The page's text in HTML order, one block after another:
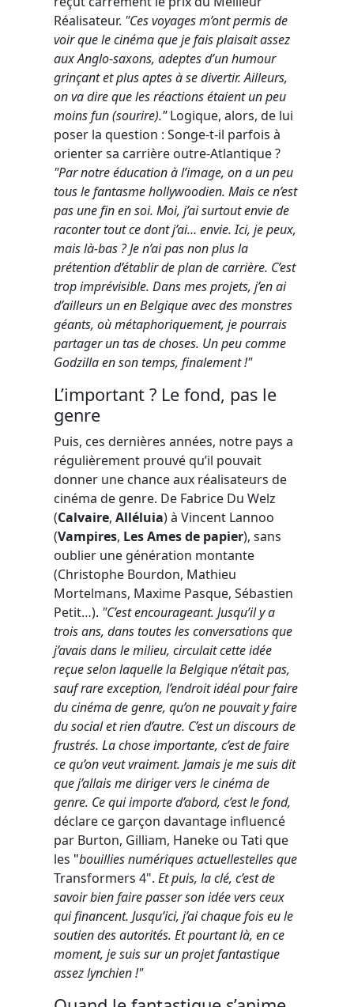
Réalisateur. "Ces voyages m’ont permis de
voir que le cinéma que je fais plaisait assez
aux Anglo-saxons, adeptes d’un humour
grinçant et plus aptes à se divertir. Ailleurs,
on va dire que les réactions étaient un peu
moins fun (sourire)."Logique, alors, de lui
poser la question : Songe-t-il parfois à
orienter sa carrière outre-Atlantique ?
"Par notre éducation à l’image, on a un peu
tous le fantasme hollywoodien. Mais ce n’est
pas une fin en soi. Moi, j’ai surtout envie de
raconter tout ce dont j’ai… envie. Ici, je peux,
mais là-bas ? Je n’ai pas non plus la
prétention d’établir de plan de carrière. C’est
trop imprévisible. Dans mes projets, j’en ai
d’ailleurs un en Belgique avec des monstres
géants, où métaphoriquement, je pourrais
partager un tas de choses. Un peu comme
Godzilla en son temps, finalement !"
L’important ? Le fond, pas le
genre
Puis, ces dernières années, notre pays a
régulièrement prouvé qu’il pouvait
donner une chance aux réalisateurs de
cinéma de genre. De Fabrice Du Welz
(Calvaire, Alléluia) à Vincent Lannoo
(Vampires, Les Ames de papier), sans
oublier une génération montante
(Christophe Bourdon, Mathieu
Mortelmans, Maxime Pasque, Sébastien
Petit…). "C’est encourageant. Jusqu’il y a
trois ans, dans toutes les conversations que
j’avais dans le milieu, circulait cette idée
reçue selon laquelle la Belgique n’était pas,
sauf rare exception, l’endroit idéal pour faire
du cinéma de genre, qu’on ne pouvait y faire
du social et rien d’autre. C’est un discours de
frustrés. La chose importante, c’est de faire
ce qu’on veut vraiment. Jamais je me suis dit
que j’allais me diriger vers le cinéma de
genre. Ce qui importe d’abord, c’est le fond,
déclare ce garçon davantage influencé
par Burton, Gilliam, Haneke ou Tati que
les "bouillies numériques actuellestelles que
Transformers 4". Et puis, la clé, c’est de
savoir bien faire passer son idée vers ceux
qui financent. Jusqu’ici, j’ai chaque fois eu le
soutien des autorités. Et pourtant là, en ce
moment, je suis sur un projet fantastique
assez lynchien !"